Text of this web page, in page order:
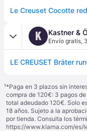
K Kastner &
Envío gratis,
¹*Paga en 3 plazos sin
compra de 120€: 3 pagos
total adeudado 120€. Solo
18 años. Sujeto a la
por tienda. Consulta los
https://www.klarna.com/es/